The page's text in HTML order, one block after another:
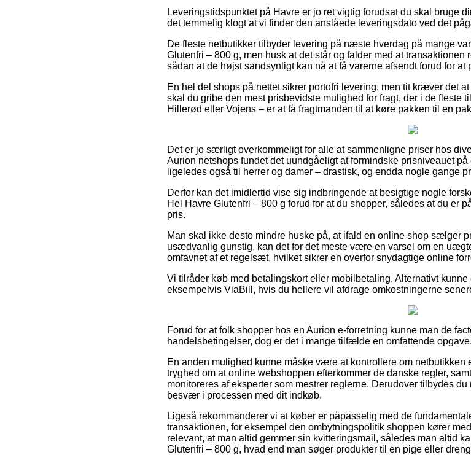
Leveringstidspunktet på Havre er jo ret vigtig forudsat du skal bruge
det temmelig klogt at vi finder den anslåede leveringsdato ved det
De fleste netbutikker tilbyder levering på næste hverdag på mange
Glutenfri – 800 g, men husk at det står og falder med at transaktionen
sådan at de højst sandsynligt kan nå at få varerne afsendt forud for at
En hel del shops på nettet sikrer portofri levering, men tit kræver det
skal du gribe den mest prisbevidste mulighed for fragt, der i de fleste
Hillerød eller Vojens – er at få fragtmanden til at køre pakken til en
Det er jo særligt overkommeligt for alle at sammenligne priser hos
Aurion netshops fundet det uundgåeligt at formindske prisniveauet
ligeledes også til herrer og damer – drastisk, og endda nogle gange
Derfor kan det imidlertid vise sig indbringende at besigtige nogle
Hel Havre Glutenfri – 800 g forud for at du shopper, således at du er
pris.
Man skal ikke desto mindre huske på, at ifald en online shop sælger
usædvanlig gunstig, kan det for det meste være en varsel om en
omfavnet af et regelsæt, hvilket sikrer en overfor snydagtige online
Vi tilråder køb med betalingskort eller mobilbetaling. Alternativt
eksempelvis ViaBill, hvis du hellere vil afdrage omkostningerne
Forud for at folk shopper hos en Aurion e-forretning kunne man de
handelsbetingelser, dog er det i mange tilfælde en omfattende opgave.
En anden mulighed kunne måske være at kontrollere om
tryghed om at online webshoppen efterkommer de danske regler,
monitoreres af eksperter som mestrer reglerne. Derudover tilbydes
besvær i processen med dit indkøb.
Ligeså rekommanderer vi at køber er påpasselig med de
transaktionen, for eksempel den ombytningspolitik shoppen kører
relevant, at man altid gemmer sin kvitteringsmail, således man altid
Glutenfri – 800 g, hvad end man søger produkter til en pige eller